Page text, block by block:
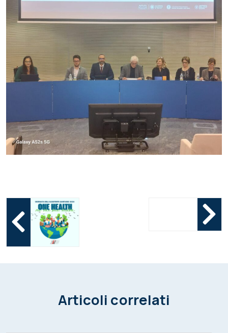
Articoli correlati